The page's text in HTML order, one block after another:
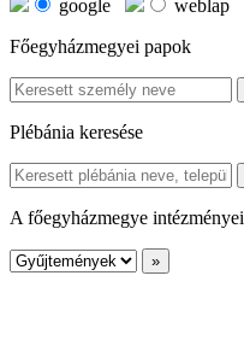
google
weblap
Főegyházmegyei papok
Plébánia keresése
A főegyházmegye intézményei